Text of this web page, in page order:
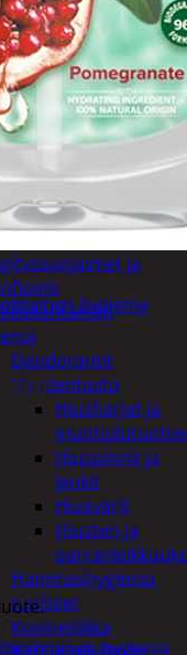
Kranssit ja
asetelmat
Tontut ja
muut
Joulutekstiilit
Paketointi
ja
Deodorantit
Hiustenhoito
Hiusharjat ja
Hiuspinnit ja
lenkit
Hiusvärit
Hiusten ja
Hammashygienia
tuotteet
Kosmetiikka
hygienia
hygienia